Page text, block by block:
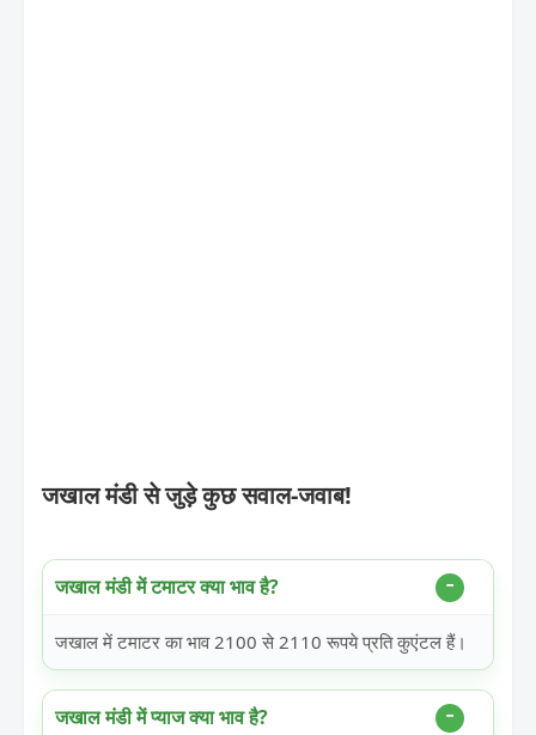
जखाल मंडी से जुड़े कुछ सवाल-जवाब!
जखाल मंडी में टमाटर क्या भाव है?
जखाल में टमाटर का भाव 2100 से 2110 रूपये प्रति कुएंटल हैं।
जखाल मंडी में प्याज क्या भाव है?